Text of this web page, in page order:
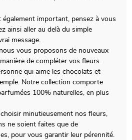
également important, pensez à vous
ainsi aller au delà du simple
message.
vous proposons de nouveaux
de compléter vos fleurs.
qui aime les chocolats et
Notre collection comporte
100% naturelles, en plus
minutieusement nos fleurs,
ne soient faites que de
pour vous garantir leur pérennité.